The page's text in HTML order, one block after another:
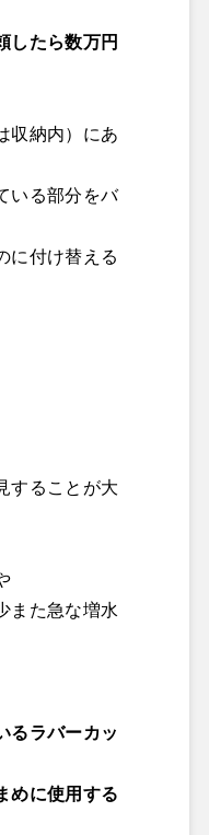
したら数万円
収納内）にあ
いる部分をバ
に付け替える
することが大
また急な増水
るラバーカッ
めに使用する